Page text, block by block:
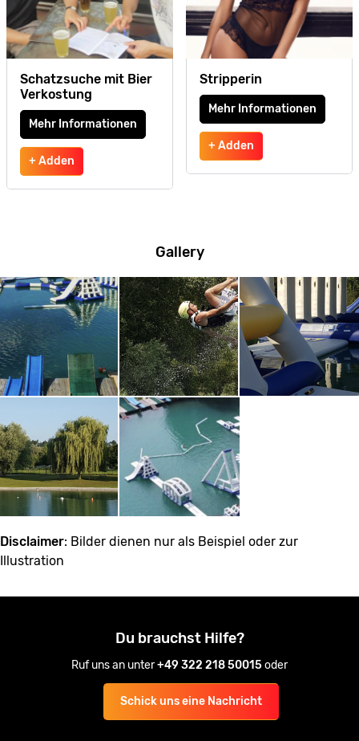
Schatzsuche mit Bier
Verkostung
Mehr Informationen
+ Adden
Stripperin
Mehr Informationen
+ Adden
Gallery
Disclaimer: Bilder dienen nur als Beispiel oder zur
Illustration
Du brauchst Hilfe?
Ruf uns an unter+49 322 218 50015oder
Schick uns eine Nachricht